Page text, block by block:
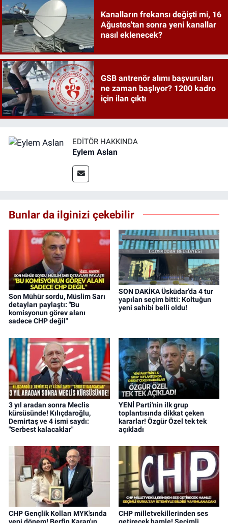
Kanalların frekansı değişti mi, 16
Ağustos'tan sonra yeni kanallar
nasıl eklenecek?
GSB antrenör alımı başvuruları
ne zaman başlıyor? 1200 kadro
için ilan çıktı
EDITÖR HAKKINDA
Eylem Aslan
Bunlar da ilginizi çekebilir
Son Mühür sordu, Müslim Sarı
detayları paylaştı: "Bu
komisyonun görev alanı
sadece CHP değil"
SON DAKİKA Üsküdar’da 4 tur
yapılan seçim bitti: Koltuğun
yeni sahibi belli oldu!
3 yıl aradan sonra Meclis
kürsüsünde! Kılıçdaroğlu,
Demirtaş ve 4 ismi saydı:
"Serbest kalacaklar"
YENİ Parti'nin ilk grup
toplantısında dikkat çeken
kararlar! Özgür Özel tek tek
açıkladı
CHP Gençlik Kolları MYK'sında
yeni dönem! Berfin Karan'ın
CHP milletvekillerinden ses
getirecek hamle! Seçimli